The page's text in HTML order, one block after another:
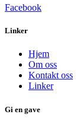
Facebook
Linker
Hjem
Om oss
Kontakt oss
Linker
Gi en gave